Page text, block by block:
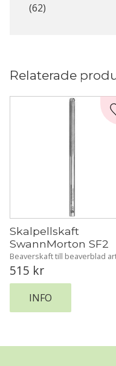
(62)
Relaterade
Skalpellskaft
SwannMorton SF2
Beaverskaft till beaverblad
4160-60 och 4160-62. Rostfritt.
515 kr
INFO